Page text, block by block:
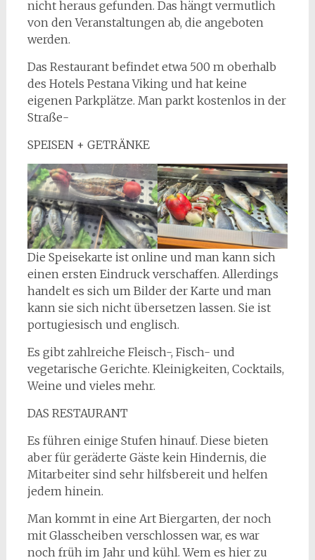
nicht heraus gefunden. Das hängt vermutlich
von den Veranstaltungen ab, die angeboten
werden.
Das Restaurant befindet etwa 500 m oberhalb
des Hotels Pestana Viking und hat keine
eigenen Parkplätze. Man parkt kostenlos in der
Straße-
SPEISEN + GETRÄNKE
Die Speisekarte ist online und man kann sich
einen ersten Eindruck verschaffen. Allerdings
handelt es sich um Bilder der Karte und man
kann sie sich nicht übersetzen lassen. Sie ist
portugiesisch und englisch.
Es gibt zahlreiche Fleisch-, Fisch- und
vegetarische Gerichte. Kleinigkeiten, Cocktails,
Weine und vieles mehr.
DAS RESTAURANT
Es führen einige Stufen hinauf. Diese bieten
aber für geräderte Gäste kein Hindernis, die
Mitarbeiter sind sehr hilfsbereit und helfen
jedem hinein.
Man kommt in eine Art Biergarten, der noch
mit Glasscheiben verschlossen war, es war
noch früh im Jahr und kühl. Wem es hier zu